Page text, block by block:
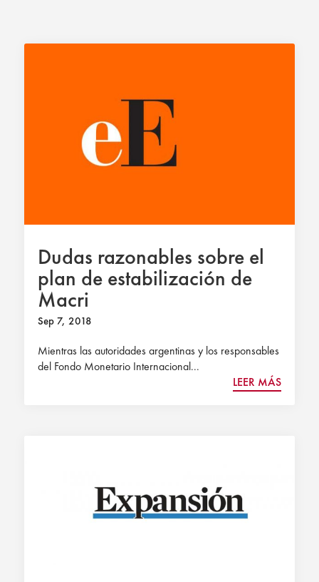
Dudas razonables sobre el
plan de estabilización de
Macri
Sep 7, 2018
Mientras las autoridades argentinas y los responsables
del Fondo Monetario Internacional...
LEER MÁS